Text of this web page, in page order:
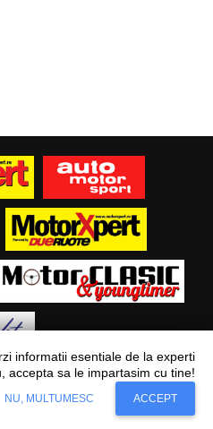
drepturile rezervate.
FinanciarAnalize De Piață Transporturi
Ce inseamna
Accept
informatii esentiale de la experti
accepta sa le impartasim cu tine!
NU, MULTUMESC ACCEPT